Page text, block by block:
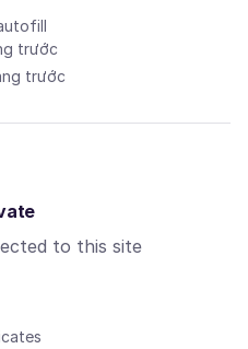
trước
trước
to this site